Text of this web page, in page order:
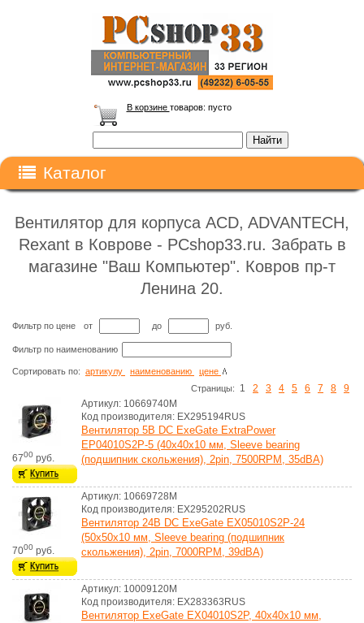
В корзине товаров: пусто
Каталог
Вентилятор для корпуса ACD, ADVANTECH,
Rexant в Коврове - PCshop33.ru. Забрать в
магазине "Ваш Компьютер". Ковров пр-т
Ленина 20.
Фильтр по цене от до руб.
Фильтр по наименованию
Сортировать по: артикулу наименованию
цене
Cтраницы:
1 2 3 4 5 6 7 8 9
6700 руб.
Артикул: 10669740M
Код производителя: EX295194RUS
Вентилятор 5В DC ExeGate ExtraPower
EP04010S2P-5 (40x40x10 мм, Sleeve bearing
(подшипник скольжения), 2pin, 7500RPM, 35dBA)
7000 руб.
Артикул: 10669728M
Код производителя: EX295202RUS
Вентилятор 24В DC ExeGate EX05010S2P-24
(50x50x10 мм, Sleeve bearing (подшипник
скольжения), 2pin, 7000RPM, 39dBA)
Артикул: 10009120M
Код производителя: EX283363RUS
Вентилятор ExeGate EX04010S2P, 40x40x10 мм,